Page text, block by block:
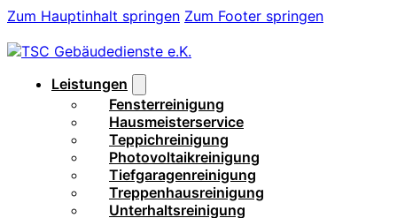
Zum Hauptinhalt springen Zum Footer springen
Leistungen
Fensterreinigung
Hausmeisterservice
Teppichreinigung
Photovoltaikreinigung
Tiefgaragenreinigung
Treppenhausreinigung
Unterhaltsreinigung